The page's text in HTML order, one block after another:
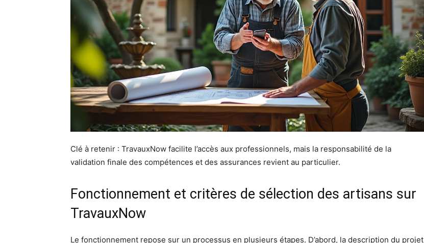
Clé à retenir : TravauxNow facilite l’accès aux professionnels, mais la responsabilité de la
validation finale des compétences et des assurances revient au particulier.
Fonctionnement et critères de sélection des artisans sur
TravauxNow
Le fonctionnement repose sur un processus en plusieurs étapes. D’abord, la description du projet